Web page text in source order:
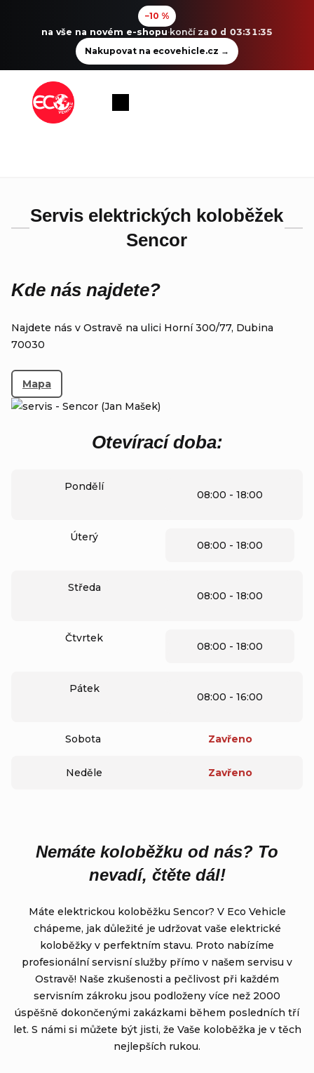
−10 %
na vše na novém e-shopu·končí za 0 d 03:31:35
Nakupovat na ecovehicle.cz →
Nákupní
Servis elektrických koloběžek
Sencor
Kde nás najdete?
Najdete nás v Ostravě na ulici Horní 300/77, Dubina
70030
Mapa
Otevírací doba:
Pondělí
08:00 - 18:00
Úterý
08:00 - 18:00
Středa
08:00 - 18:00
Čtvrtek
08:00 - 18:00
Pátek
08:00 - 16:00
Sobota Zavřeno
Neděle Zavřeno
Nemáte koloběžku od nás? To
nevadí, čtěte dál!
Máte elektrickou koloběžku Sencor? V Eco Vehicle
chápeme, jak důležité je udržovat vaše elektrické
koloběžky v perfektním stavu. Proto nabízíme
profesionální servisní služby přímo v našem servisu v
Ostravě! Naše zkušenosti a pečlivost při každém
servisním zákroku jsou podloženy více než 2000
úspěšně dokončenými zakázkami během posledních tří
let. S námi si můžete být jisti, že Vaše koloběžka je v těch
nejlepších rukou.